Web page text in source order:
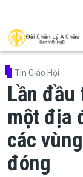
Tin Giáo Hội
Lần
một địa
các
đóng